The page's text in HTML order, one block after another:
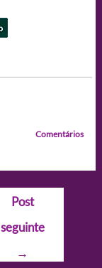
Comentários
Post
seguinte
→